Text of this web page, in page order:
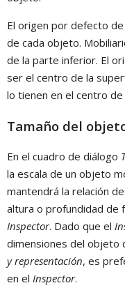
El origen por defecto
de cada objeto.
de la parte inferior. El
ser el centro de la
lo tienen en el centro
Tamaño del
En el cuadro de diálogo
la escala de un objeto
mantendrá la relación
altura o profundidad de
Inspector. Dado que el
dimensiones del objeto
y representación, es
en el Inspector.